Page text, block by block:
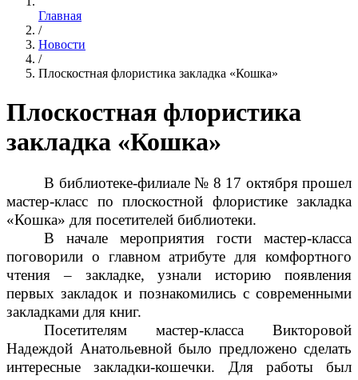
Главная
/
Новости
/
Плоскостная флористика закладка «Кошка»
Плоскостная флористика
закладка «Кошка»
В библиотеке-филиале № 8 17 октября прошел
мастер-класс по плоскостной флористике закладка
«Кошка» для посетителей библиотеки.
В начале мероприятия гости мастер-класса
поговорили о главном атрибуте для комфортного
чтения – закладке, узнали историю появления
первых закладок и познакомились с современными
закладками для книг.
Посетителям мастер-класса Викторовой
Надеждой Анатольевной было предложено сделать
интересные закладки-кошечки. Для работы был